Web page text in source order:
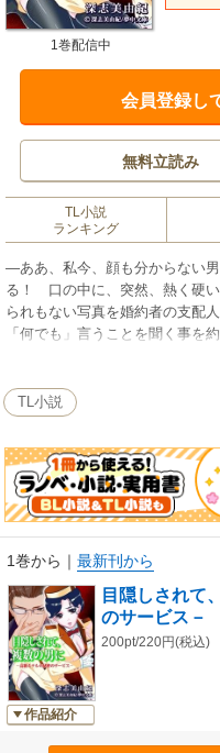
1巻配信中
会員登録し
無料立読み
TL小説
ランキング
―ああ、私今、顔も分からない
る！ 口の中に、突然、熱く硬
られもない写真を婚約者の支配
「何でも」言うことを聞く事を
ントに立ち、手錠、目隠しを
TL小説
1巻から ｜ 最新刊から
作品紹介
目隠しされて
のサービス－
200pt/220円(税込)